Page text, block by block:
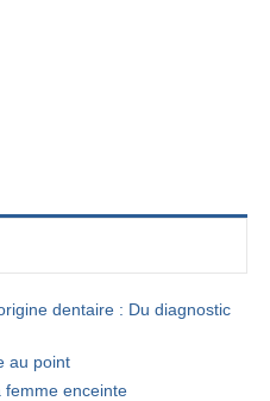
dentaire : Du diagnostic
au point
femme enceinte